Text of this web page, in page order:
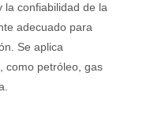
la confiabilidad de la
adecuado para
Se aplica
como petróleo, gas